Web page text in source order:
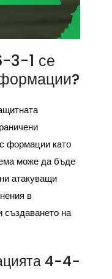
3-1 се
формации като
може да бъде
атакуващи
в
създаването на
4-4-